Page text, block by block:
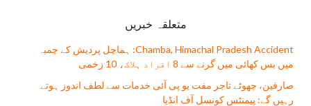
متعلقہ خبریں
Chamba, Himachal Pradesh Accident: ہماچل پردیش کے چمبہ
میں بس کھائی میں گرنے سے 8 افراد ہلاک، 10 زخمی
صارفین، چھوٹے تاجر مفت يو پی آئی خدمات سے لطف اندوز ہوتے
رہیں گے: پیمنٹس کونسل آف انڈیا